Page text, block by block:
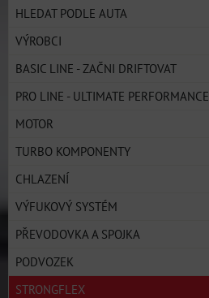
HLEDAT PODLE AUTA
VÝROBCI
BASIC LINE - ZAČNI DRIFTOVAT
PRO LINE - ULTIMATE PERFORMANCE
MOTOR
TURBO KOMPONENTY
CHLAZENÍ
VÝFUKOVÝ SYSTÉM
PŘEVODOVKA A SPOJKA
PODVOZEK
STRONGFLEX